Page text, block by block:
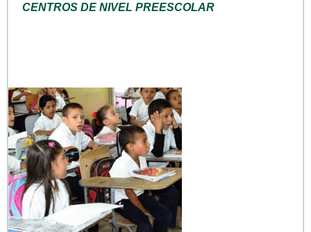
CENTROS DE NIVEL PREESCOLAR